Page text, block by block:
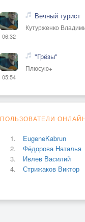
06:32
Вечный турист
Кутурженко
05:54
"Грёзы"
Плюсую+
ПОЛЬЗОВАТЕЛИ
EugeneKabrun
Фёдорова Наталья
Ивлев Василий
Стрижаков Виктор